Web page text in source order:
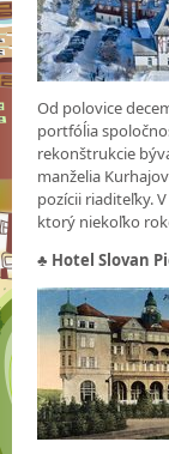
Od polovice
portfóĺia
rekonštrukcie
manželia
pozícii riaditeľky.
ktorý niekoľko
♣ Hotel Slovan